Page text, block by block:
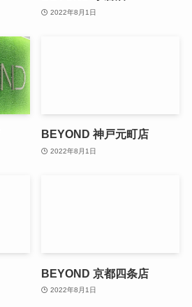
2022年8月1日
BEYOND 神戸元町店
2022年8月1日
BEYOND 京都四条店
2022年8月1日